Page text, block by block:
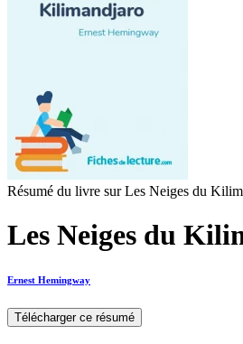
Résumé du livre sur Les Neiges du
Les Neiges du
Ernest Hemingway
Télécharger ce résumé